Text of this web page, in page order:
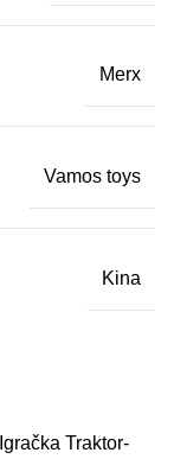
Merx
Vamos toys
Kina
Traktor-